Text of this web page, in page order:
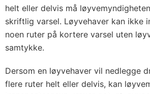
helt eller delvis må
skriftlig varsel. Løyvehaver kan ikke
noen ruter på kortere varsel uten
samtykke.
Dersom en løyvehaver vil nedlegge
flere ruter helt eller delvis, kan